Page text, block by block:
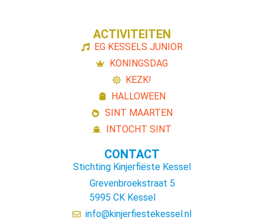
ACTIVITEITEN
EG KESSELS JUNIOR
KONINGSDAG
KEZK!
HALLOWEEN
SINT MAARTEN
INTOCHT SINT
CONTACT
Stichting Kinjerfiëste Kessel
Grevenbroekstraat 5
5995 CK Kessel
info@kinjerfiestekessel.nl